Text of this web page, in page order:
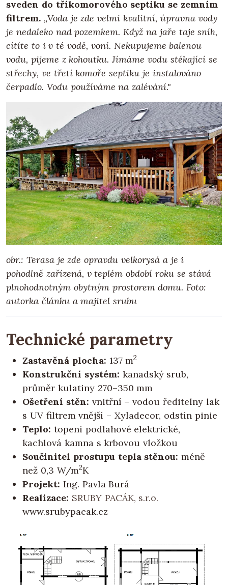
sveden do tříkomorového septiku se zemním
filtrem. „Voda je zde velmi kvalitní, úpravna vody
je nedaleko nad pozemkem. Když na jaře taje sníh,
cítíte to i v té vodě, voní. Nekupujeme balenou
vodu, pijeme z kohoutku. Jímáme vodu stékající se
střechy, ve třetí komoře septiku je instalováno
čerpadlo. Vodu používáme na zalévání."
obr.: Terasa je zde opravdu velkorysá a je i
pohodlně zařízená, v teplém období roku se stává
plnohodnotným obytným prostorem domu.Foto:
autorka článku a majitel srubu
Technické parametry
Zastavěná plocha: 137 m2
Konstrukční systém: kanadský srub,
průměr kulatiny 270–350 mm
Ošetření stěn: vnitřní – vodou ředitelny lak
s UV filtrem vnější – Xyladecor, odstín pinie
Teplo: topeni podlahové elektrické,
kachlová kamna s krbovou vložkou
Součinitel prostupu tepla stěnou: méně
než 0,3 W/m2K
Projekt: Ing. Pavla Burá
Realizace: SRUBY PACÁK, s.r.o.
www.srubypacak.cz